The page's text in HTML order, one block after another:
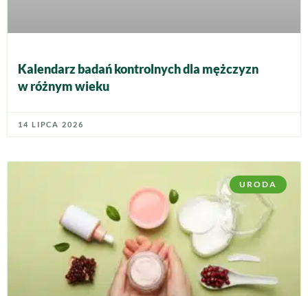
Kalendarz badań kontrolnych dla mężczyzn
w różnym wieku
14 LIPCA 2026
URODA